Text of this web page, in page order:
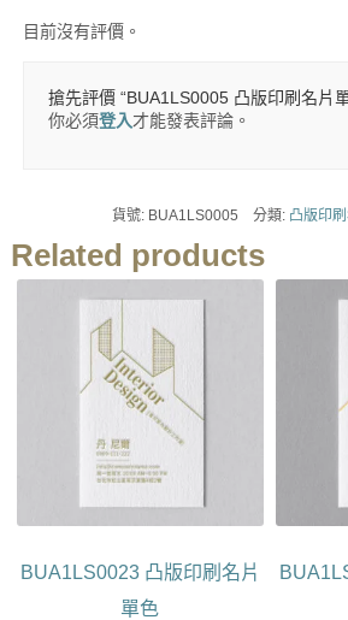
目前沒有評價。
搶先評價 “BUA1LS0005 凸版印刷名片
你必須登入才能發表評論。
貨號: BUA1LS0005 分類: 凸版印
Related products
BUA1LS0023 凸版印刷名片
單色